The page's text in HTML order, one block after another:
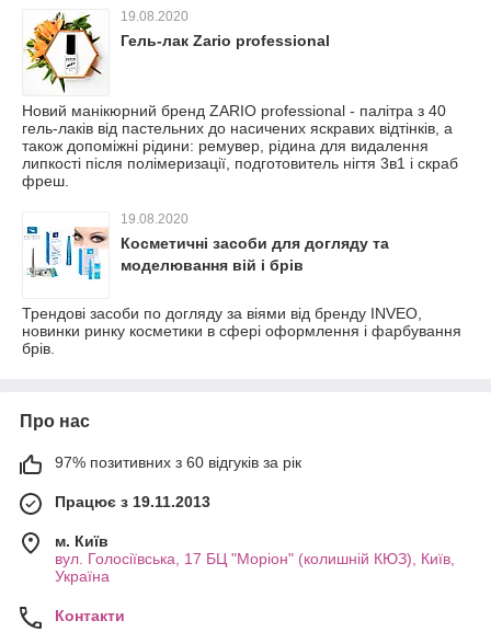
19.08.2020
Гель-лак Zario professional
Новий манікюрний бренд ZARIO professional - палітра з 40
гель-лаків від пастельних до насичених яскравих відтінків, а
також допоміжні рідини: ремувер, рідина для видалення
липкості після полімеризації, подготовитель нігтя 3в1 і скраб
фреш.
19.08.2020
Косметичні засоби для догляду та
моделювання вій і брів
Трендові засоби по догляду за віями від бренду INVEO,
новинки ринку косметики в сфері оформлення і фарбування
брів.
Про нас
97% позитивних з 60 відгуків за рік
Працює з 19.11.2013
м. Київ
вул. Голосіївська, 17 БЦ "Моріон" (колишній КЮЗ), Київ,
Україна
Контакти